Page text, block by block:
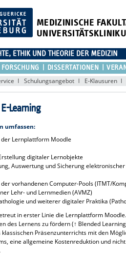
MEDIZINISCHE
ETHIK UND THEORIE DER MEDIZIN
FORSCHUNG DISSERTATIONEN
Schulungsangebot E-Klausuren
Learning
umfassen:
Lernplattform Moodle
digitaler Lernobjekte
Auswertung und Sicherung
vorhandenen Computer-Pools (ITMT/
Lehr- und Lernmedien (AVMZ)
und weiterer digitaler Praktika
in erster Linie die Lernplattform
des Lernens zu fördern (↑ Blended
Präsenzunterrichts mit den
eine allgemeine Kostenreduktion und